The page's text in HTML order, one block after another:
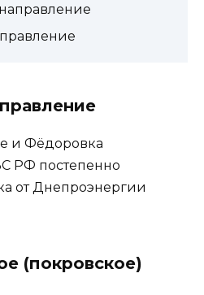
и Фёдоровка
РФ постепенно
от Днепроэнергии
(покровское)